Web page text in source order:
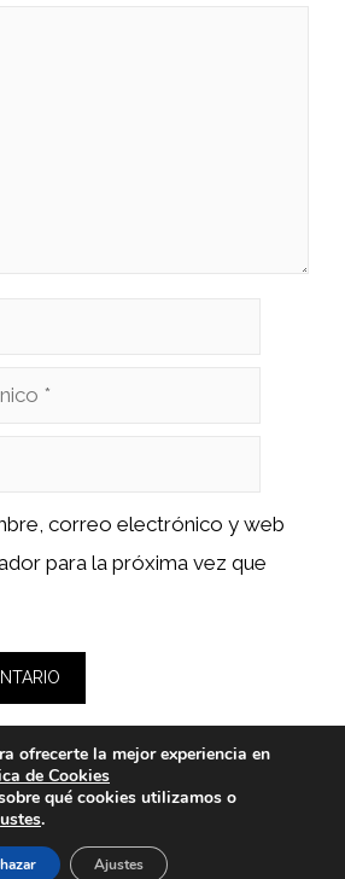
correo electrónico y web
para la próxima vez que
-
-Política de cookies
ofrecerte la mejor experiencia en
de Cookies
qué cookies utilizamos o
.
Ajustes